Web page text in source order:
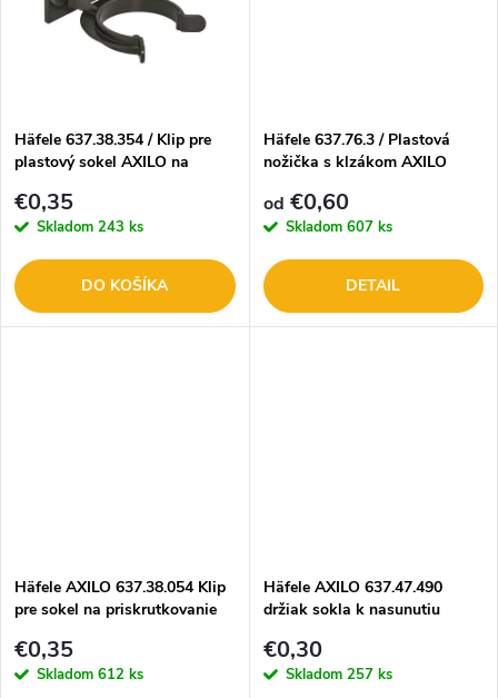
o
v
o
v
Häfele 637.38.354 / Klip pre
plastový sokel AXILO na
€0,35
Skladom 243 ks
DO KOŠÍKA
Häfele 637.76.3 / Plastová
nožička s klzákom AXILO
od €0,60
Skladom 607 ks
DETAIL
Häfele AXILO 637.38.054 Klip
pre sokel na priskrutkovanie
€0,35
Skladom 612 ks
Häfele AXILO 637.47.490
držiak sokla k nasunutiu
€0,30
Skladom 257 ks